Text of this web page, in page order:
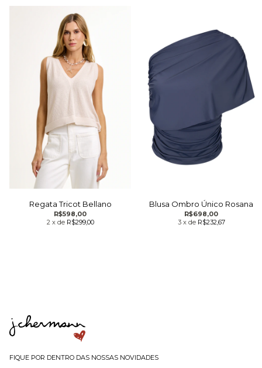
Regata Tricot Bellano
R$598,00
2 x de R$299,00
Blusa Ombro Único Rosana
R$698,00
3 x de R$232,67
FIQUE POR DENTRO DAS NOSSAS NOVIDADES